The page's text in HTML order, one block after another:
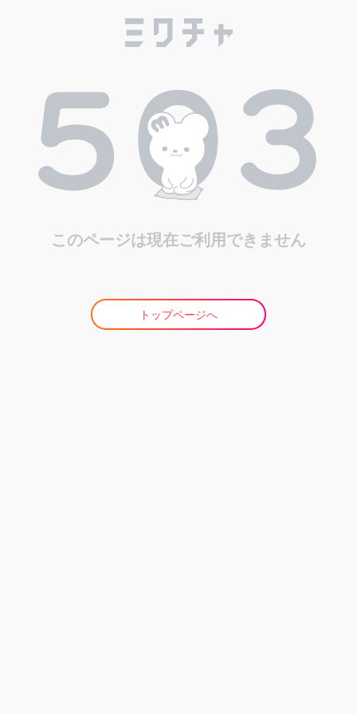
このページは現在ご利用できません